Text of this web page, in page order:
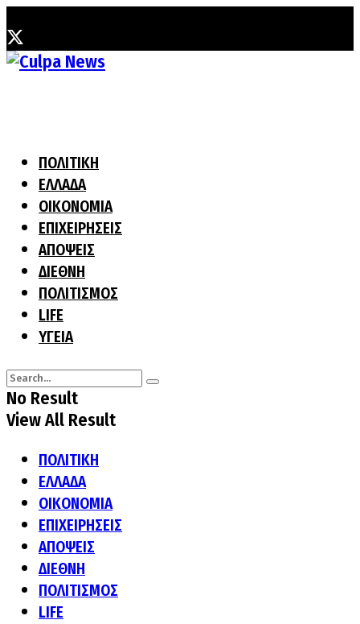
ΠΟΛΙΤΙΚΗ
ΕΛΛΑΔΑ
ΟΙΚΟΝΟΜΙΑ
ΕΠΙΧΕΙΡΗΣΕΙΣ
ΑΠΟΨΕΙΣ
ΔΙΕΘΝΗ
ΠΟΛΙΤΙΣΜΟΣ
LIFE
ΥΓΕΙΑ
No Result
View All Result
ΠΟΛΙΤΙΚΗ
ΕΛΛΑΔΑ
ΟΙΚΟΝΟΜΙΑ
ΕΠΙΧΕΙΡΗΣΕΙΣ
ΑΠΟΨΕΙΣ
ΔΙΕΘΝΗ
ΠΟΛΙΤΙΣΜΟΣ
LIFE